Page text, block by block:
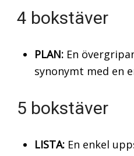
4 bokstäver
PLAN: En
synonymt med en
5 bokstäver
LISTA: En enkel